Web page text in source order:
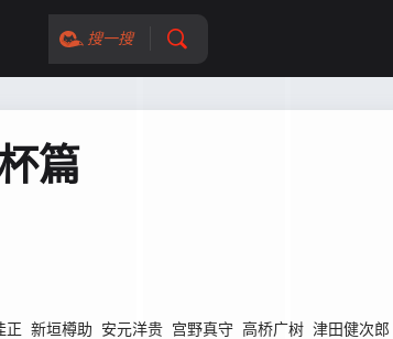
搜一搜
篇
正 新垣樽助 安元洋贵 宫野真守 高桥广树 津田健次郎